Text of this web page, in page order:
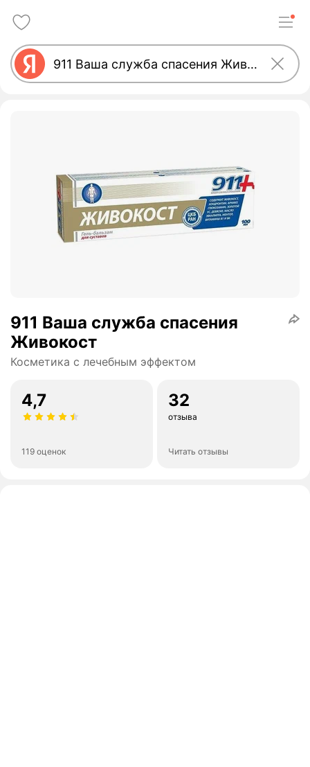
911 Ваша служба спасения
Живокост
Косметика с лечебным эффектом
4,7
119 оценок
32
отзыва
Читать отзывы